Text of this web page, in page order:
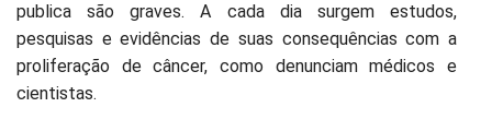
publica são graves. A cada dia surgem estudos,
pesquisas e evidências de suas consequências com a
proliferação de câncer, como denunciam médicos e
cientistas.